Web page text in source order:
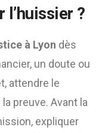
?
à Lyon dès
un doute ou
attendre le
preuve. Avant la
expliquer